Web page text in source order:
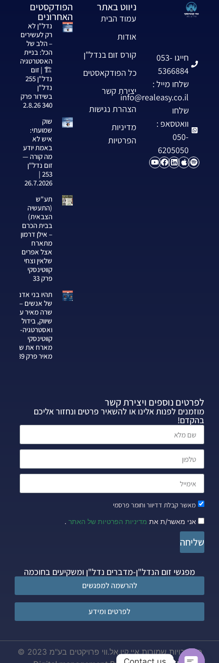
חייגו 053-
5366884
שלחו מייל :
info@realeasy.co.il
שלחו
וואטסאפ :
050-
6205050
ניווט באתר
עמוד הבית
אודות
קורס זום בנדל"ן
כל הפודקאסטים
יצירת קשר
הצהרת נגישות
מדיניות
הפרטיות
הפודקסטים
האחרונים
נדל"ן לא
רק לעשירים
– הלב של
הכל: בניית
האסטרטגיה
🏗️ | זום
נדל"ן 255
נדל"ן
בשידור פרק
340 2.8.26
שוק
שמועתי:
איש לא
באמת יודע
מה קורה —
זום נדל"ן
253 |
26.7.2026
תע"ש
(התעשיה
הצבאית)
בבית הכרם
– אילן דרמון
מתארח
אצל אפרים
שלאין וצחי
קווטינסקי
פרק 33
תהיו בני אדם
של אנשים —
שרה מאיר על
שיווק, בידול
ואסטרטגיה-צחי
קווטינסקי
מארח את שרה
מאיר פרק 339
לפרטים נוספים ויצירת קשר
מוזמנים לפנות אלינו או להשאיר פרטים ונחזור אליכם
בהקדם!
מאשר קבלת דדיוור וחומר פרסמי
אני מאשר/ת את מדיניות הפרטיות של האתר .
שליחה
מפגשי זום הנדל"ן-מדברים נדל"ן ומשקיעים בחוכמה
להרשמה למפגשים
לפרטים ומידע
כל הזכויות שמורות איי.קיו.אל.ווי פרויקטים בע"מ 2023 ©